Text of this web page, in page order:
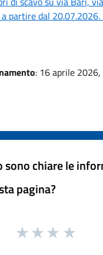
partire dal
: 16 aprile
sono chiare le
pagina?